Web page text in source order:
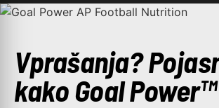
Vprašanja?
kako Goal Power™